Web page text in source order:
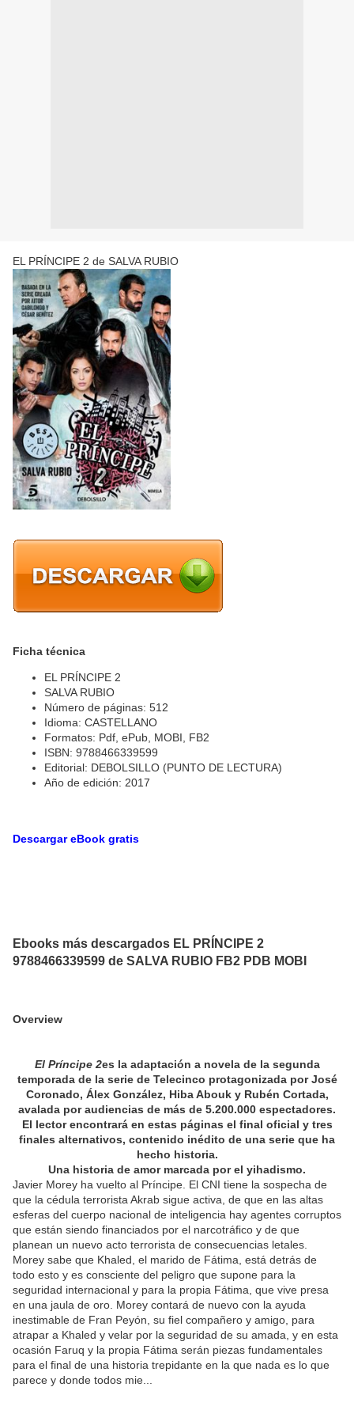
EL PRÍNCIPE 2 de SALVA RUBIO
Ficha técnica
EL PRÍNCIPE 2
SALVA RUBIO
Número de páginas: 512
Idioma: CASTELLANO
Formatos: Pdf, ePub, MOBI, FB2
ISBN: 9788466339599
Editorial: DEBOLSILLO (PUNTO DE LECTURA)
Año de edición: 2017
Descargar eBook gratis
Ebooks más descargados EL PRÍNCIPE 2
9788466339599 de SALVA RUBIO FB2 PDB MOBI
Overview
El Príncipe 2es la adaptación a novela de la segunda
temporada de la serie de Telecinco protagonizada por José
Coronado, Álex González, Hiba Abouk y Rubén Cortada,
avalada por audiencias de más de 5.200.000 espectadores.
El lector encontrará en estas páginas el final oficial y tres
finales alternativos, contenido inédito de una serie que ha
hecho historia.
Una historia de amor marcada por el yihadismo.
Javier Morey ha vuelto al Príncipe. El CNI tiene la sospecha de
que la cédula terrorista Akrab sigue activa, de que en las altas
esferas del cuerpo nacional de inteligencia hay agentes corruptos
que están siendo financiados por el narcotráfico y de que
planean un nuevo acto terrorista de consecuencias letales.
Morey sabe que Khaled, el marido de Fátima, está detrás de
todo esto y es consciente del peligro que supone para la
seguridad internacional y para la propia Fátima, que vive presa
en una jaula de oro. Morey contará de nuevo con la ayuda
inestimable de Fran Peyón, su fiel compañero y amigo, para
atrapar a Khaled y velar por la seguridad de su amada, y en esta
ocasión Faruq y la propia Fátima serán piezas fundamentales
para el final de una historia trepidante en la que nada es lo que
parece y donde todos mie...